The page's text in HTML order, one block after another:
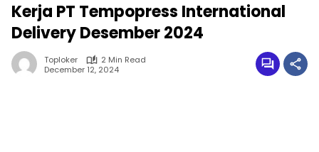
Kerja PT Tempopress International
Delivery Desember 2024
Toploker
2 Min Read
December 12, 2024